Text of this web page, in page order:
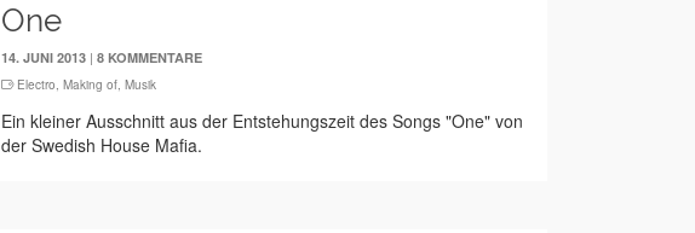
One
14. JUNI 2013 |8 KOMMENTARE
Electro ,Making of ,Musik
Ein kleiner Ausschnitt aus der Entstehungszeit des Songs "One" von
der Swedish House Mafia.